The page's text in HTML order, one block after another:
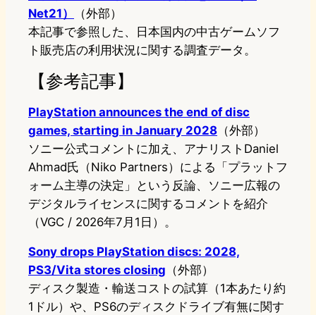
Net21）
（外部）
本記事で参照した、日本国内の中古ゲームソフ
ト販売店の利用状況に関する調査データ。
【参考記事】
PlayStation announces the end of disc
games, starting in January 2028 （外部）
ソニー公式コメントに加え、アナリストDaniel
Ahmad氏（Niko Partners）による「プラットフ
ォーム主導の決定」という反論、ソニー広報の
デジタルライセンスに関するコメントを紹介
（VGC / 2026年7月1日）。
Sony drops PlayStation discs: 2028,
PS3/Vita stores closing （外部）
ディスク製造・輸送コストの試算（1本あたり約
1ドル）や、PS6のディスクドライブ有無に関す